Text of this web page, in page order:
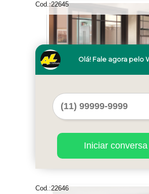
Cod.:22645
onde encontro porta de vidro
Mandaqui
Cod.:22646
Olá! Fale agora pelo
Iniciar conversa